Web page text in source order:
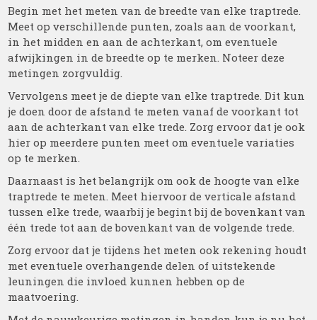
Begin met het meten van de breedte van elke traptrede.
Meet op verschillende punten, zoals aan de voorkant,
in het midden en aan de achterkant, om eventuele
afwijkingen in de breedte op te merken. Noteer deze
metingen zorgvuldig.
Vervolgens meet je de diepte van elke traptrede. Dit kun
je doen door de afstand te meten vanaf de voorkant tot
aan de achterkant van elke trede. Zorg ervoor dat je ook
hier op meerdere punten meet om eventuele variaties
op te merken.
Daarnaast is het belangrijk om ook de hoogte van elke
traptrede te meten. Meet hiervoor de verticale afstand
tussen elke trede, waarbij je begint bij de bovenkant van
één trede tot aan de bovenkant van de volgende trede.
Zorg ervoor dat je tijdens het meten ook rekening houdt
met eventuele overhangende delen of uitstekende
leuningen die invloed kunnen hebben op de
maatvoering.